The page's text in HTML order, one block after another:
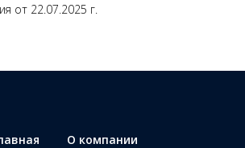
от 22.07.2025 г.
О компании